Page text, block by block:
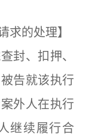
的处理】
、扣押、
告就该执行
外人在执行
继续履行合